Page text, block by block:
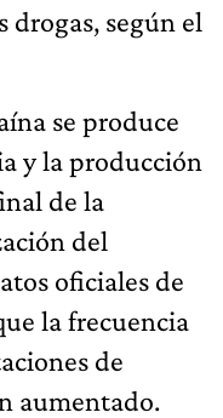
drogas, según el
se produce
y la producción
de la
del
oficiales de
la frecuencia
de
aumentado.